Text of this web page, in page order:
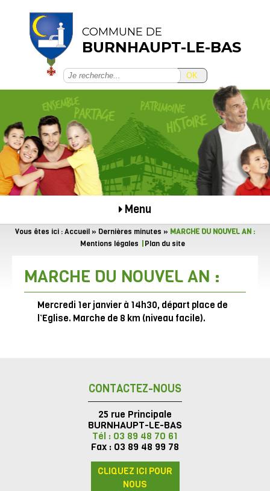
COMMUNE DE
BURNHAUPT-LE-BAS
OK
Menu
Vous êtes ici :Accueil » Dernières minutes » MARCHE DU NOUVEL AN :
Mentions légales
Plan du site
MARCHE DU NOUVEL AN :
Mercredi 1er janvier à 14h30, départ place de
l’Eglise. Marche de 8 km (niveau facile).
CONTACTEZ-NOUS
25 rue Principale
BURNHAUPT-LE-BAS
Tél : 03 89 48 70 61
Fax : 03 89 48 99 78
CLIQUEZ ICI POUR
NOUS